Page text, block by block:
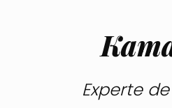
Experte